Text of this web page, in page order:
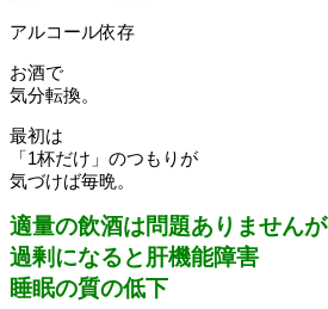
アルコール依存
お酒で
気分転換。
最初は
「1杯だけ」のつもりが
気づけば毎晩。
適量の飲酒は問題ありませんが
過剰になると肝機能障害
睡眠の質の低下